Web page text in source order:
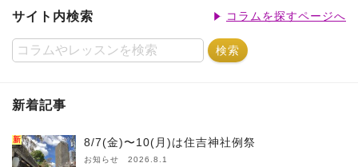
サイト内検索 コラムを探すページへ
新着記事
新 8/7(金)〜10(月)は住吉神社例祭
お知らせ 2026.8.1